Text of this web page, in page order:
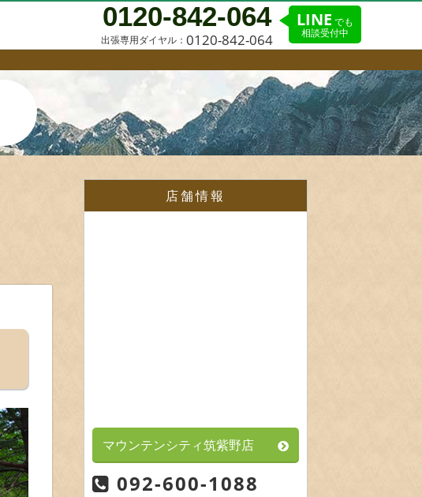
LINE でも
相談受付中
0120-842-064
出張専用ダイヤル： 0120-842-064
店舗情報
マウンテンシティ筑紫野店
092-600-1088